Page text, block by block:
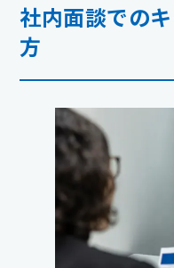
社内面談での
方